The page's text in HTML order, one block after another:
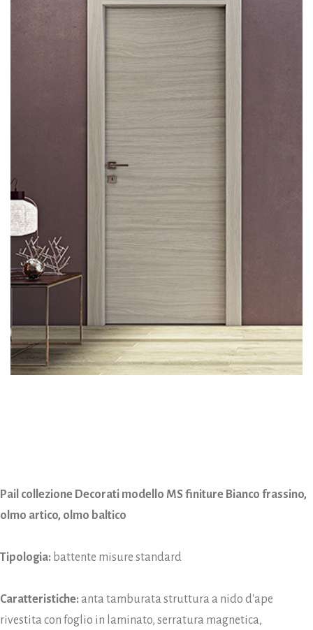
Pail collezione Decorati modello MS finiture Bianco frassino,
olmo artico, olmo baltico
Tipologia: battente misure standard
Caratteristiche:anta tamburata struttura a nido d'ape
rivestita con foglio in laminato, serratura magnetica,